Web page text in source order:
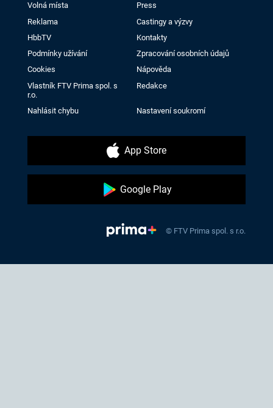
Volná místa
Press
Reklama
Castingy a výzvy
HbbTV
Kontakty
Podmínky užívání
Zpracování osobních údajů
Cookies
Nápověda
Vlastník FTV Prima spol. s
r.o.
Redakce
Nahlásit chybu Nastavení soukromí
App Store
Google Play
© FTV Prima spol. s r.o.